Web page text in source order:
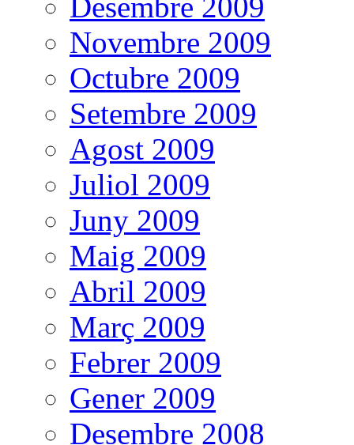
Novembre 2009
Octubre 2009
Setembre 2009
Agost 2009
Juliol 2009
Juny 2009
Maig 2009
Abril 2009
Març 2009
Febrer 2009
Gener 2009
Desembre 2008